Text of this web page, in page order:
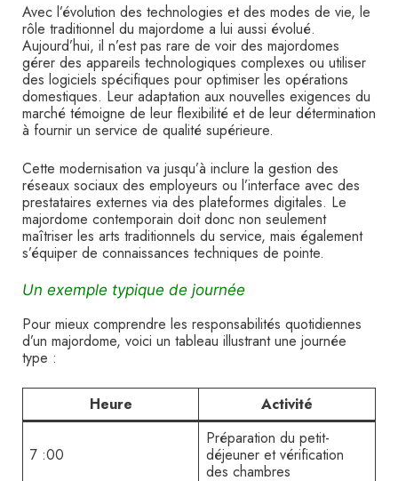
Avec l’évolution des technologies et des modes de vie, le
rôle traditionnel du majordome a lui aussi évolué.
Aujourd’hui, il n’est pas rare de voir des majordomes
gérer des appareils technologiques complexes ou utiliser
des logiciels spécifiques pour optimiser les opérations
domestiques. Leur adaptation aux nouvelles exigences du
marché témoigne de leur flexibilité et de leur détermination
à fournir un service de qualité supérieure.
Cette modernisation va jusqu’à inclure la gestion des
réseaux sociaux des employeurs ou l’interface avec des
prestataires externes via des plateformes digitales. Le
majordome contemporain doit donc non seulement
maîtriser les arts traditionnels du service, mais également
s’équiper de connaissances techniques de pointe.
Un exemple typique de journée
Pour mieux comprendre les responsabilités quotidiennes
d’un majordome, voici un tableau illustrant une journée
type :
Heure Activité
7 :00
Préparation du petit-
déjeuner et vérification
des chambres